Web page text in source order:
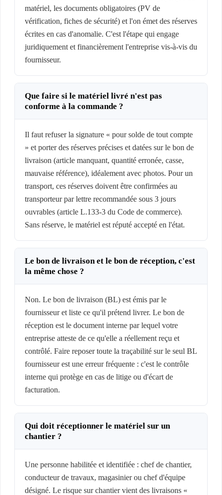
matériel, les documents obligatoires (PV de
vérification, fiches de sécurité) et l'on émet des réserves
écrites en cas d'anomalie. C'est l'étape qui engage
juridiquement et financièrement l'entreprise vis-à-vis du
fournisseur.
Que faire si le matériel livré n'est pas
conforme à la commande ?
Il faut refuser la signature « pour solde de tout compte
» et porter des réserves précises et datées sur le bon de
livraison (article manquant, quantité erronée, casse,
mauvaise référence), idéalement avec photos. Pour un
transport, ces réserves doivent être confirmées au
transporteur par lettre recommandée sous 3 jours
ouvrables (article L.133-3 du Code de commerce).
Sans réserve, le matériel est réputé accepté en l'état.
Le bon de livraison et le bon de réception, c'est
la même chose ?
Non. Le bon de livraison (BL) est émis par le
fournisseur et liste ce qu'il prétend livrer. Le bon de
réception est le document interne par lequel votre
entreprise atteste de ce qu'elle a réellement reçu et
contrôlé. Faire reposer toute la traçabilité sur le seul BL
fournisseur est une erreur fréquente : c'est le contrôle
interne qui protège en cas de litige ou d'écart de
facturation.
Qui doit réceptionner le matériel sur un
chantier ?
Une personne habilitée et identifiée : chef de chantier,
conducteur de travaux, magasinier ou chef d'équipe
désigné. Le risque sur chantier vient des livraisons «